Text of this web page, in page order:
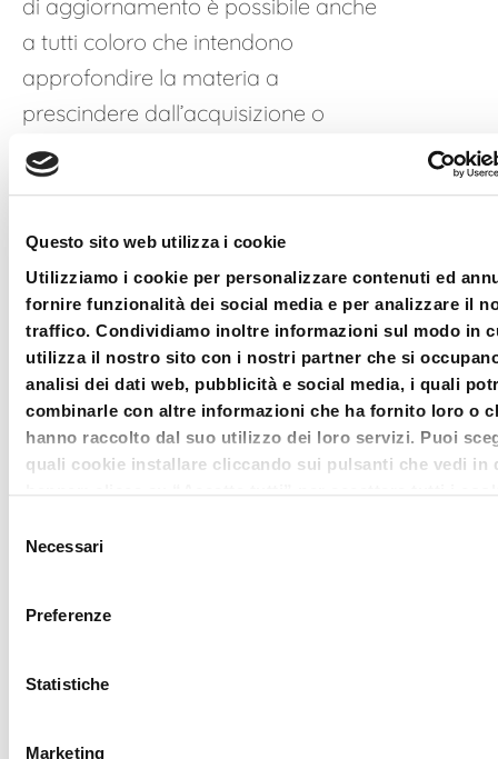
Questo sito web utilizza i cookie
Utilizziamo i cookie per personalizzare contenuti ed
fornire funzionalità dei social media e per analizzare il
traffico. Condividiamo inoltre informazioni sul modo in
utilizza il nostro sito con i nostri partner che si
analisi dei dati web, pubblicità e social media, i quali
combinarle con altre informazioni che ha fornito loro o
hanno raccolto dal suo utilizzo dei loro servizi. Puoi
quali cookie installare cliccando sui pulsanti che vedi in
che hai deciso di voler installare. Clicca su rifiuta o
merito ai cookie presenti su questo sito.
delNecessari
Preferenze
Statistiche
Marketing
di aggiornamento è possibile anche
a tutti coloro che intendono
approfondire la materia a
prescindere dall’acquisizione o
mantenimento dei requisiti di
iscrizione all’elenco.
È prevista la possibilità degli utenti di
interagire in tempo reale con i
relatori, formulando al loro indirizzo
quesiti e/o sollevando questioni
mediante appositachat. Ilquestion
timesi svilupperà con il
coinvolgimento costante dei
crisi,Laura De Simone
gratuitamente il proprio contributo, è
base a titoli ed esperienze